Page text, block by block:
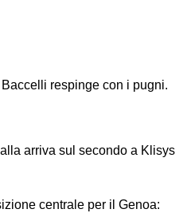
respinge con i pugni.
arriva sul secondo a Klisys
centrale per il Genoa: